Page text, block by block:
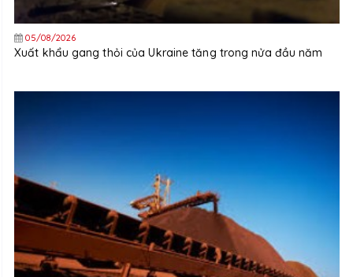
05/08/2026
Xuất khẩu gang thỏi của Ukraine tăng trong nửa đầu năm